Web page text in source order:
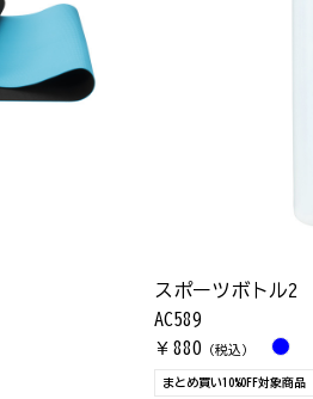
スポーツボトル2
AC589
￥ 880 （税込）
まとめ買い10%OFF対象商品